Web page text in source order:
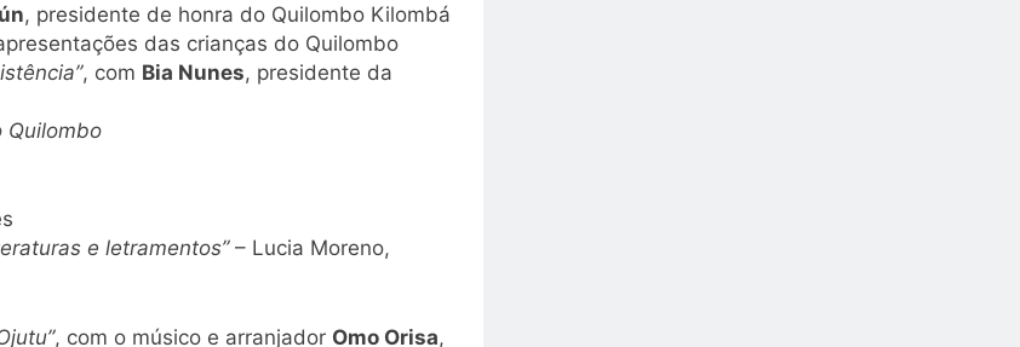
, presidente de honra do Quilombo Kilombá
das crianças do Quilombo
, com Bia Nunes, presidente da
Quilombo
e letramentos”– Lucia Moreno,
, com o músico e arranjador Omo Orisa,